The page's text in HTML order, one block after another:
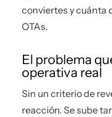
conviertes y cuánta
OTAs.
El problema
operativa real
Sin un criterio de
reacción. Se sube